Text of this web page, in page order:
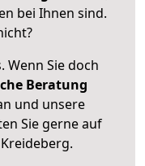
bei Ihnen sind.
Wenn Sie doch
Beratung
und unsere
Sie gerne auf